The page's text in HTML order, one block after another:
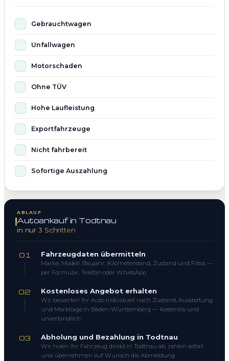
Gebrauchtwagen
Unfallwagen
Motorschaden
Ohne TÜV
Hohe Laufleistung
Exportfahrzeuge
Nicht fahrbereit
Sofortige Auszahlung
ABLAUF
Autoankauf in Todtnau
in nur 3 Schritten
01 Fahrzeugdaten übermitteln
Marke, Modell, Baujahr, Kilometerstand, Zustand und Fotos —
per Formular, Telefon oder WhatsApp
02 Kostenloses Angebot erhalten
Wir bewerten Ihr Auto individuell nach Zustand, Ausstattung
und Marktlage in Baden-Württemberg — kostenlos und
unverbindlich
03 Abholung und Bezahlung in Todtnau
Wir holen Ihr Fahrzeug direkt in Todtnau ab, zahlen sofort
und übernehmen auf Wunsch die Abmeldung